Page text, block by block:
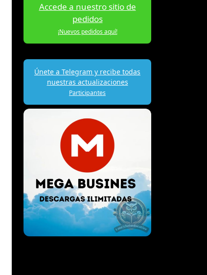
Accede a nuestro sitio de
pedidos
¡Nuevos pedidos aquí!
Únete a Telegram y recibe todas
nuestras actualizaciones
Participantes